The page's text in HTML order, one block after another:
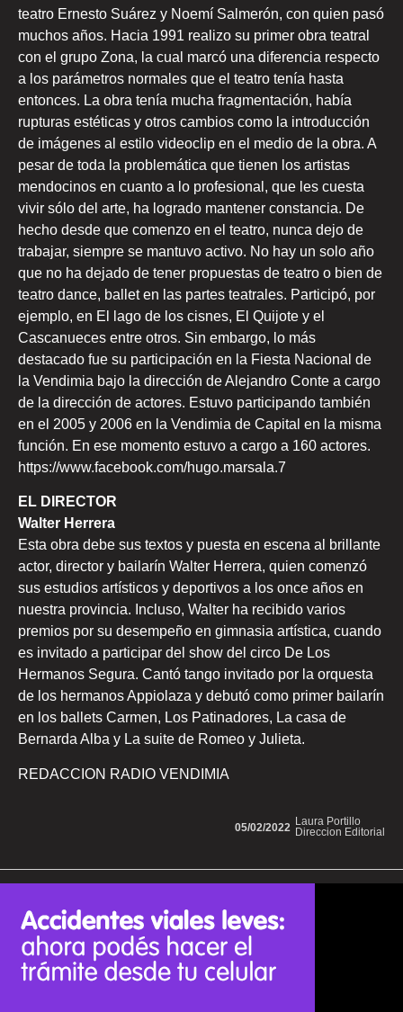
teatro Ernesto Suárez y Noemí Salmerón, con quien pasó
muchos años. Hacia 1991 realizo su primer obra teatral
con el grupo Zona, la cual marcó una diferencia respecto
a los parámetros normales que el teatro tenía hasta
entonces. La obra tenía mucha fragmentación, había
rupturas estéticas y otros cambios como la introducción
de imágenes al estilo videoclip en el medio de la obra. A
pesar de toda la problemática que tienen los artistas
mendocinos en cuanto a lo profesional, que les cuesta
vivir sólo del arte, ha logrado mantener constancia. De
hecho desde que comenzo en el teatro, nunca dejo de
trabajar, siempre se mantuvo activo. No hay un solo año
que no ha dejado de tener propuestas de teatro o bien de
teatro dance, ballet en las partes teatrales. Participó, por
ejemplo, en El lago de los cisnes, El Quijote y el
Cascanueces entre otros. Sin embargo, lo más
destacado fue su participación en la Fiesta Nacional de
la Vendimia bajo la dirección de Alejandro Conte a cargo
de la dirección de actores. Estuvo participando también
en el 2005 y 2006 en la Vendimia de Capital en la misma
función. En ese momento estuvo a cargo a 160 actores.
https://www.facebook.com/hugo.marsala.7
EL DIRECTOR
Walter Herrera
Esta obra debe sus textos y puesta en escena al brillante
actor, director y bailarín Walter Herrera, quien comenzó
sus estudios artísticos y deportivos a los once años en
nuestra provincia. Incluso, Walter ha recibido varios
premios por su desempeño en gimnasia artística, cuando
es invitado a participar del show del circo De Los
Hermanos Segura. Cantó tango invitado por la orquesta
de los hermanos Appiolaza y debutó como primer bailarín
en los ballets Carmen, Los Patinadores, La casa de
Bernarda Alba y La suite de Romeo y Julieta.
REDACCION RADIO VENDIMIA
Laura Portillo
Direccion Editorial
05/02/2022